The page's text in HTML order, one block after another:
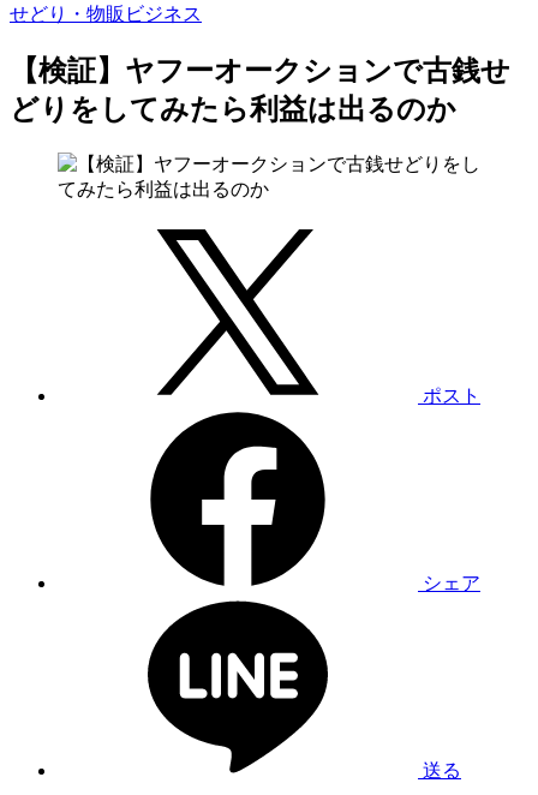
せどり・物販ビジネス
【検証】ヤフーオークションで古銭せ
どりをしてみたら利益は出るのか
ポスト
シェア
送る